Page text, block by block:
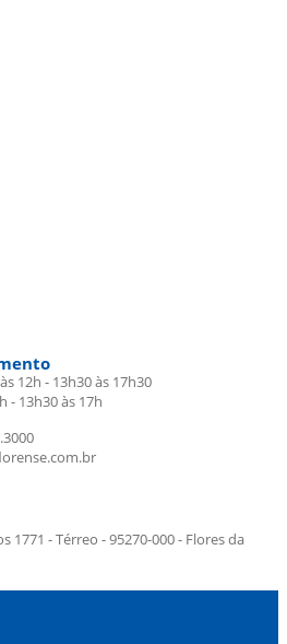
12h - 13h30 às 17h30
- 13h30 às 17h
1771 - Térreo - 95270-000 - Flores da